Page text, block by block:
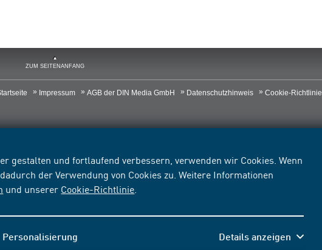
gestalten und fortlaufend verbessern, verwenden wir Cookies. Wenn
der Verwendung von Cookies zu. Weitere Informationen
und unserer Cookie-Richtlinie
Personalisierung Details anzeigen
ZUM SEITENANFANG
Impressum AGB der DIN Media GmbH Datenschutzhinweis
Cookie-Richtlinie